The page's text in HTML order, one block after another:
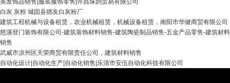
美发饰品销售|服装服饰零售|许昌珠鹊贸易有限公司
白灰 灰粉 城固县德友白灰粉厂
建筑工程机械与设备租赁，农业机械租赁，机械设备租赁，南阳市华健商贸有限公司
慈溪登门装饰有限公司-建筑装饰材料销售-建筑陶瓷制品销售-五金产品零售-建筑材料
销售
武威市凉州区天荣商贸有限责任公司，建筑材料销售
自动化设计|自动化生产|自动化销售|乐清市安伍自动化科技有限公司